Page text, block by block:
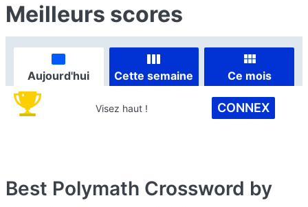
Meilleurs scores
Aujourd'hui Cette semaine Ce mois
Visez haut ! CONNEX
Best Polymath Crossword by